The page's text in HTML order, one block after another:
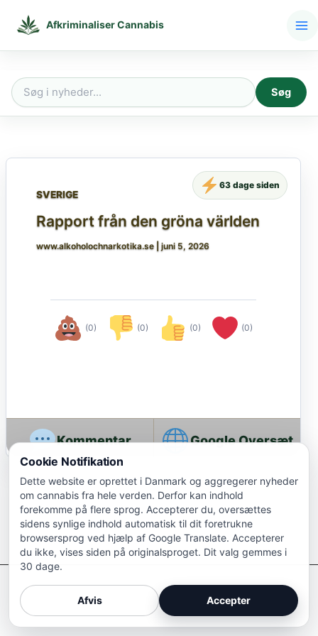
Afkriminaliser Cannabis
Søg
Søg
SVERIGE
Rapport från den gröna världen
www.alkoholochnarkotika.se juni 5, 2026
(0) (0) (0) (0)
63 dage siden
Google Oversæt
Afkriminaliser Cannabis
Cookie Notifikation
Dette website er oprettet i Danmark og aggregerer nyheder
om cannabis fra hele verden. Derfor kan indhold
forekomme på flere sprog. Accepterer du, oversættes
sidens synlige indhold automatisk til dit foretrukne
browsersprog ved hjælp af Google Translate. Accepterer
du ikke, vises siden på originalsproget. Dit valg gemmes i
30 dage.
Afvis Accepter